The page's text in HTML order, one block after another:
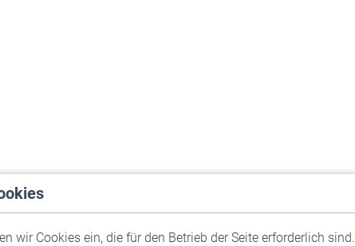
wir Cookies ein, die für den Betrieb der Seite erforderlich sind.